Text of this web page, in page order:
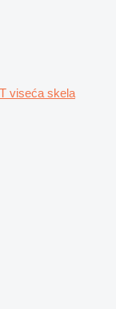
viseća skela